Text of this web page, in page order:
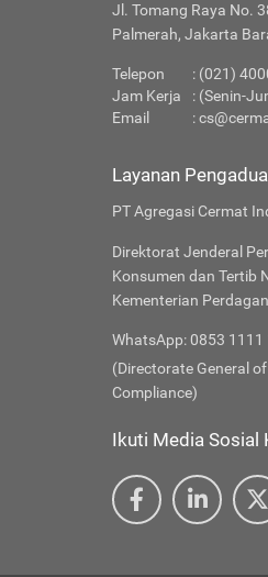
Jl. Tomang Raya No.
Palmerah, Jakarta
Telepon
: (021)
Jam Kerja
: (Senin-
Email
:
Layanan
PT Agregasi Cermat
Direktorat Jenderal
Konsumen dan Tertib
Kementerian
WhatsApp: 0853 1111
(Directorate General
Compliance)
Ikuti Media Sosial